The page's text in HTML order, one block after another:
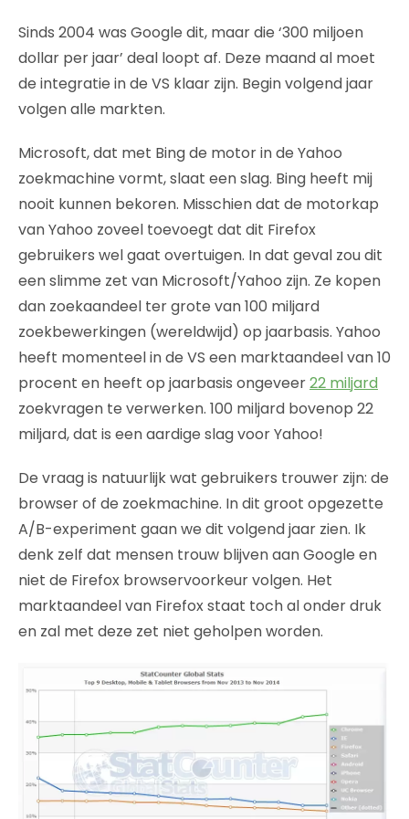
Sinds 2004 was Google dit, maar die ‘300 miljoen
dollar per jaar’ deal loopt af. Deze maand al moet
de integratie in de VS klaar zijn. Begin volgend jaar
volgen alle markten.
Microsoft, dat met Bing de motor in de Yahoo
zoekmachine vormt, slaat een slag. Bing heeft mij
nooit kunnen bekoren. Misschien dat de motorkap
van Yahoo zoveel toevoegt dat dit Firefox
gebruikers wel gaat overtuigen. In dat geval zou dit
een slimme zet van Microsoft/Yahoo zijn. Ze kopen
dan zoekaandeel ter grote van 100 miljard
zoekbewerkingen (wereldwijd) op jaarbasis. Yahoo
heeft momenteel in de VS een marktaandeel van 10
procent en heeft op jaarbasis ongeveer22 miljard
zoekvragen te verwerken. 100 miljard bovenop 22
miljard, dat is een aardige slag voor Yahoo!
De vraag is natuurlijk wat gebruikers trouwer zijn: de
browser of de zoekmachine. In dit groot opgezette
A/B-experiment gaan we dit volgend jaar zien. Ik
denk zelf dat mensen trouw blijven aan Google en
niet de Firefox browservoorkeur volgen. Het
marktaandeel van Firefox staat toch al onder druk
en zal met deze zet niet geholpen worden.